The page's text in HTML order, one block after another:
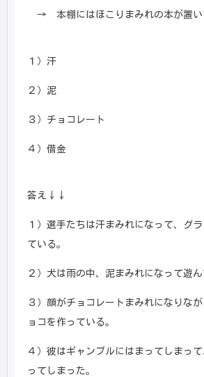
→ 本棚にはほこりまみれの本が置い
１）汗
２）泥
３）チョコレート
４）借金
答え↓↓
１）選手たちは汗まみれになって、グ
ている。
２）犬は雨の中、泥まみれになって遊ん
３）顔がチョコレートまみれになりな
ョコを作っている。
４）彼はギャンブルにはまってしまっ
ってしまった。